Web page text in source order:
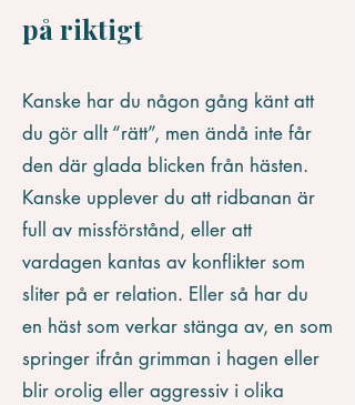
på riktigt
Kanske har du någon gång känt att
du gör allt “rätt”, men ändå inte får
den där glada blicken från hästen.
Kanske upplever du att ridbanan är
full av missförstånd, eller att
vardagen kantas av konflikter som
sliter på er relation. Eller så har du
en häst som verkar stänga av, en som
springer ifrån grimman i hagen eller
blir orolig eller aggressiv i olika